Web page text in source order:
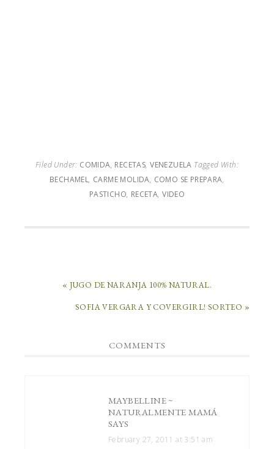
Filed Under: COMIDA, RECETAS,VENEZUELA Tagged With:
BECHAMEL, CARME MOLIDA, COMO SE PREPARA,
PASTICHO, RECETA,VIDEO
« JUGO DE NARANJA 100% NATURAL.
SOFIA VERGARA Y COVERGIRL! SORTEO »
COMMENTS
MAYBELLINE ~
NATURALMENTE MAMÁ
SAYS
February 27, 2011 at 3:51 am